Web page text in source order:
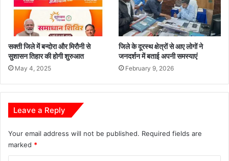
सक्ती जिले में बन्दोरा और मिरौनी से
सुशासन तिहार की होगी शुरुआत
May 4, 2025
जिले के दूरस्थ क्षेत्रों से आए लोगों ने
जनदर्शन में बताई अपनी समस्याएं
February 9, 2026
Leave a Reply
Your email address will not be published. Required fields are
marked *